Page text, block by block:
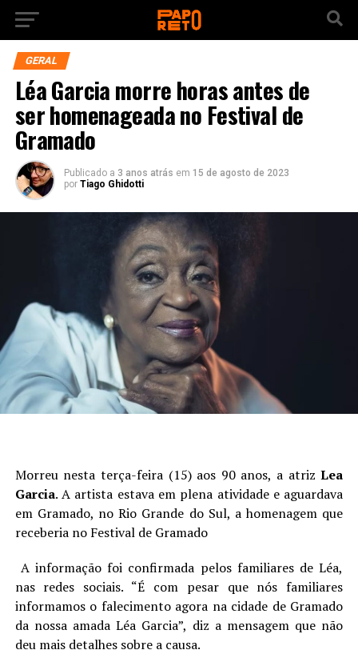
GERAL
Léa Garcia morre horas antes de
ser homenageada no Festival de
Gramado
Publicado a 3 anos atrás em 15 de agosto de 2023
por Tiago Ghidotti
Morreu nesta terça-feira (15) aos 90 anos, a atrizLea
Garcia. A artista estava em plena atividade e aguardava
em Gramado, no Rio Grande do Sul, a homenagem que
receberia no Festival de Gramado
A informação foi confirmada pelos familiares de Léa,
nas redes sociais. “É com pesar que nós familiares
informamos o falecimento agora na cidade de Gramado
da nossa amada Léa Garcia”, diz a mensagem que não
deu mais detalhes sobre a causa.